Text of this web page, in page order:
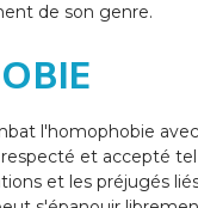
de son genre.
l'homophobie
et accepté
et les préjugés